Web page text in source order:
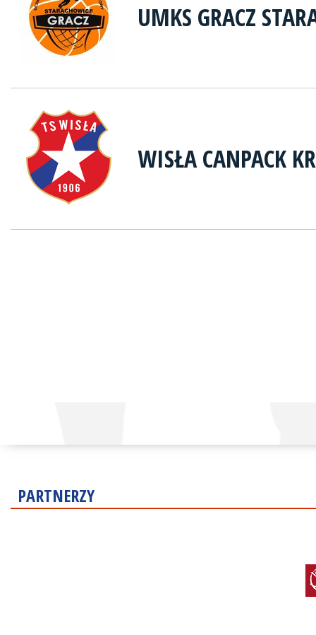
UMKS GRACZ
WISŁA CANPACK
PARTNERZY